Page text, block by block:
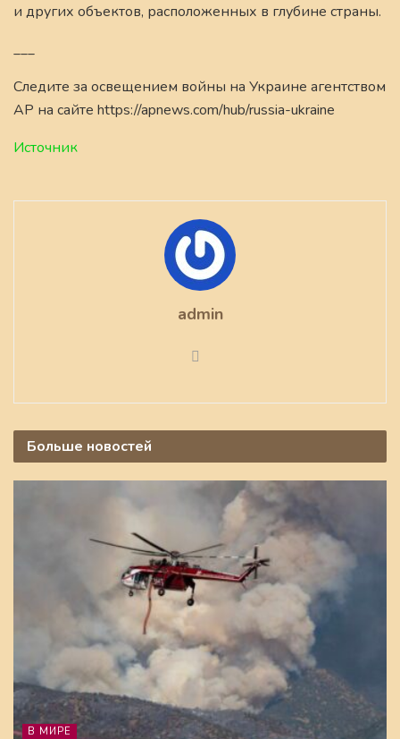
и других объектов, расположенных в глубине страны.
___
Следите за освещением войны на Украине агентством
AP на сайте https://apnews.com/hub/russia-ukraine
Источник
admin
Больше новостей
В МИРЕ